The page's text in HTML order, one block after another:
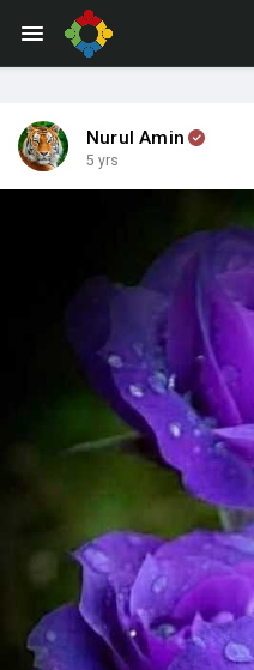
Nurul Amin
5 yrs